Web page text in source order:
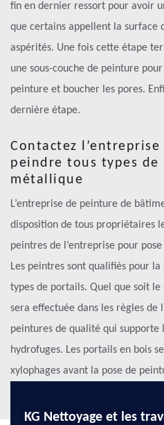
fin en dernier ressort pour avoir
que certains appellent la surface
aspérités. Une fois cette étape
une sous-couche de peinture
peinture et boucher les pores.
dernière étape.
Contactez
peindre tous types
métallique
L’entreprise de peinture de
disposition de tous propriétaires
peintres de l’entreprise pour
Les peintres sont qualifiés pour
types de portails. Quel que soit
sera effectuée dans les règles de
peintures de qualité qui supporte
hydrofuges. Les portails en bois
xylophages avant la pose de
KG Nettoyage et les